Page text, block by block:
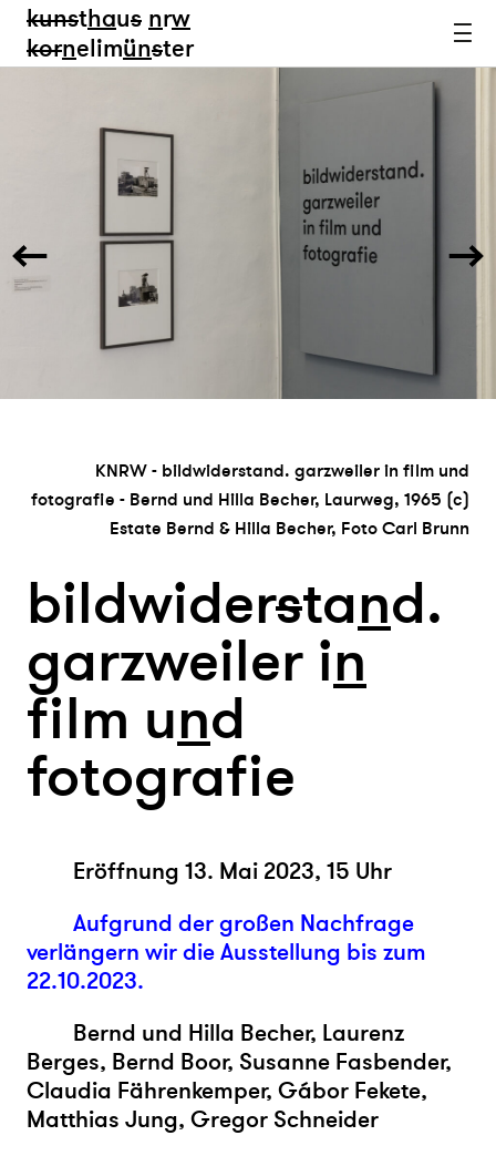
kunsthaus nrw
kornelimünster
KNRW - bildwiderstand. garzweiler in film und
fotografie - Bernd und Hilla Becher, Laurweg, 1965 (c)
Estate Bernd & Hilla Becher, Foto Carl Brunn
bildwiderstand.
garzweiler in
film und
fotografie
Eröffnung 13. Mai 2023, 15 Uhr
Aufgrund der großen Nachfrage
verlängern wir die Ausstellung bis zum
22.10.2023.
Bernd und Hilla Becher, Laurenz
Berges, Bernd Boor, Susanne Fasbender,
Claudia Fährenkemper, Gábor Fekete,
Matthias Jung, Gregor Schneider